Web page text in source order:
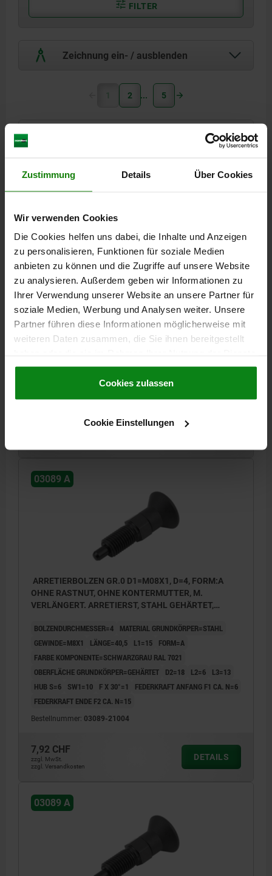
Zustimmung Details Über Cookies
Wir verwenden Cookies
Die Cookies helfen uns dabei, die Inhalte und Anzeigen
zu personalisieren, Funktionen für soziale Medien
anbieten zu können und die Zugriffe auf unsere Website
zu analysieren. Außerdem geben wir Informationen zu
Ihrer Verwendung unserer Website an unsere Partner für
soziale Medien, Werbung und Analysen weiter. Unsere
Partner führen diese Informationen möglicherweise mit
weiteren Daten zusammen, die Sie ihnen bereitgestellt
gesammelt haben.Cookie Richtlinien
Datenschutz|AGB
Cookies zulassen
Cookie Einstellungen
FILTER
Zeichnung ein- / ausblenden
1 2 5
ARRETIERBOLZEN GR.9 D1=M06X0,75, D=3, FORM:A
OHNE RASTNUT, OHNE KONTERMUTTER, M.
VERLÄNGERT. ARRETIERST, STAHL GEHÄRTET,
KOMP:THERMOPLAST SCHWARZGRAU RAL7021
BOLZENDURCHMESSER=3
MATERIAL GRUNDKÖRPER=STAHL
GEWINDE=M6X0,75
LÄNGE=33 L1=12
FARBE KOMPONENTE=SCHWARZGRAU RAL 7021
OBERFLÄCHE GRUNDKÖRPER=GEHÄRTET
D2=14 L2=5
FEDERKRAFT ENDE F2 CA. N=12
03089 A
ARRETIERBOLZEN GR.0 D1=M08X1, D=4, FORM:A
OHNE RASTNUT, OHNE KONTERMUTTER, M.
VERLÄNGERT. ARRETIERST, STAHL GEHÄRTET,
BOLZENDURCHMESSER=4
MATERIAL GRUNDKÖRPER=STAHL
GEWINDE=M8X1
LÄNGE=40,5 L1=15
FORM=A
FARBE KOMPONENTE=SCHWARZGRAU RAL 7021
OBERFLÄCHE GRUNDKÖRPER=GEHÄRTET
D2=18 L2=6
L3=13
HUB S=6
SW1=10 F X 30°=1
FEDERKRAFT ANFANG F1 CA. N=6
FEDERKRAFT ENDE F2 CA. N=15
Bestellnummer: 03089-21004
7,92 CHF
zzgl. MwSt.
zzgl. Versandkosten
DETAILS
03089 A